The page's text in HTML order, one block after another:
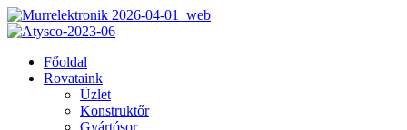
Főoldal
Rovataink
Üzlet
Konstruktőr
Gyártósor